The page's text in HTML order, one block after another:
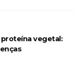
vegetal: